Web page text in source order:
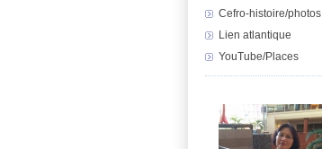
Cefro-histoire/photos
Lien atlantique
YouTube/Places